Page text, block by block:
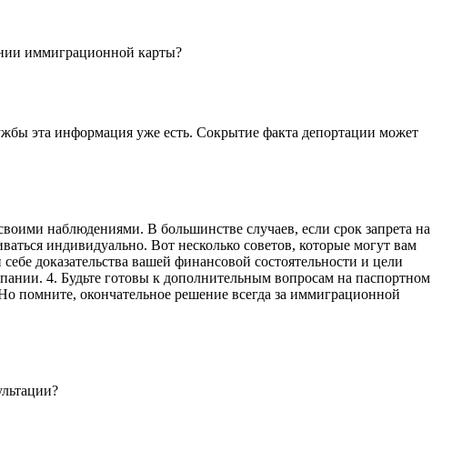
иммиграционной карты?
эта информация уже есть. Сокрытие факта депортации может
наблюдениями. В большинстве случаев, если срок запрета на
индивидуально. Вот несколько советов, которые могут вам
доказательства вашей финансовой состоятельности и цели
4. Будьте готовы к дополнительным вопросам на паспортном
помните, окончательное решение всегда за иммиграционной